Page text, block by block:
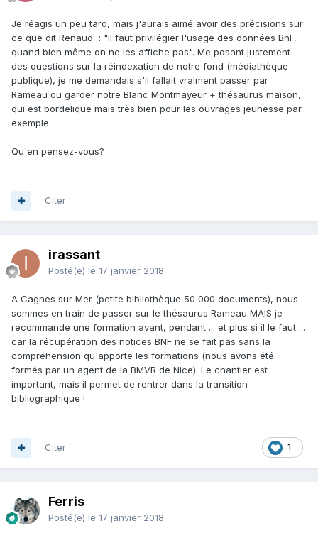
Je réagis un peu tard, mais j'aurais aimé avoir des précisions sur
ce que dit Renaud : "il faut privilégier l'usage des données BnF,
quand bien même on ne les affiche pas". Me posant justement
des questions sur la réindexation de notre fond (médiathèque
publique), je me demandais s'il fallait vraiment passer par
Rameau ou garder notre Blanc Montmayeur + thésaurus maison,
qui est bordelique mais très bien pour les ouvrages jeunesse par
exemple.
Qu'en pensez-vous?
Citer
irassant
Posté(e) le 17 janvier 2018
A Cagnes sur Mer (petite bibliothèque 50 000 documents), nous
sommes en train de passer sur le thésaurus Rameau MAIS je
recommande une formation avant, pendant ... et plus si il le faut ...
car la récupération des notices BNF ne se fait pas sans la
compréhension qu'apporte les formations (nous avons été
formés par un agent de la BMVR de Nice). Le chantier est
important, mais il permet de rentrer dans la transition
bibliographique !
1
Citer
Ferris
Posté(e) le 17 janvier 2018